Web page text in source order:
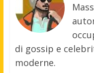
di gossip e
moderne.